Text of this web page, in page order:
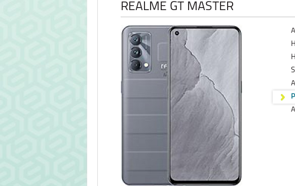
REALME GT MASTER